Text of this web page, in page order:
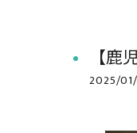
【
2025/